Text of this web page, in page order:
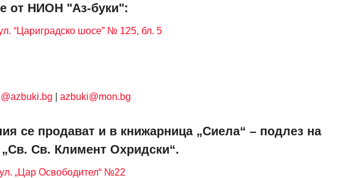
от НИОН "Аз-буки":
“Цариградско шосе” № 125, бл. 5
azbuki@mon.bg
се продават и в книжарница „Сиела“ – подлез на
„Св. Св. Климент Охридски“.
„Цар Освободител“ №22